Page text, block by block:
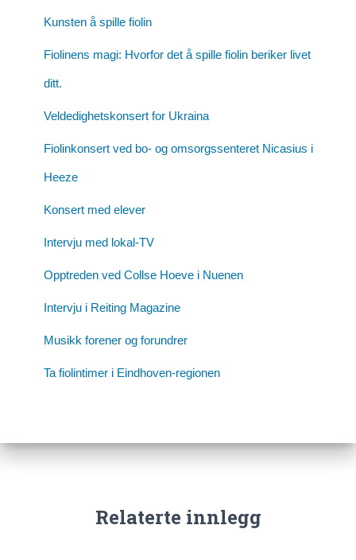
Kunsten å spille fiolin
Fiolinens magi: Hvorfor det å spille fiolin beriker livet
ditt.
Veldedighetskonsert for Ukraina
Fiolinkonsert ved bo- og omsorgssenteret Nicasius i
Heeze
Konsert med elever
Intervju med lokal-TV
Opptreden ved Collse Hoeve i Nuenen
Intervju i Reiting Magazine
Musikk forener og forundrer
Ta fiolintimer i Eindhoven-regionen
Relaterte innlegg